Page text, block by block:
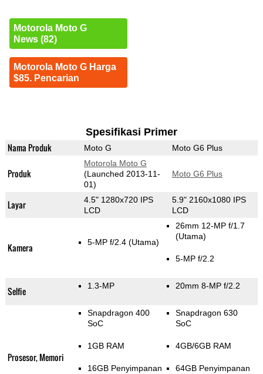
Motorola Moto G
News (82)
Motorola Moto G Harga
$85. Pencarian
Spesifikasi Primer
Nama Produk Moto G Moto G6 Plus
Produk
Motorola Moto G
(Launched 2013-11-
01)
Moto G6 Plus
Layar
4.5" 1280x720 IPS
LCD
5.9" 2160x1080 IPS
LCD
Kamera 5-MP f/2.4 (Utama)
26mm 12-MP f/1.7
(Utama)
5-MP f/2.2
Selfie 1.3-MP 20mm 8-MP f/2.2
Prosesor, Memori
Snapdragon 400
SoC
1GB RAM
16GB Penyimpanan
Snapdragon 630
SoC
4GB/6GB RAM
64GB Penyimpanan